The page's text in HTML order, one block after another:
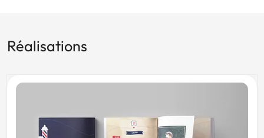
Réalisations